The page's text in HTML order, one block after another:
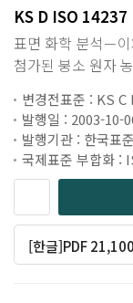
KS D ISO 14237
표면 화학 분석－
첨가된 붕소 원자
변경전표준 : KS
발행일 : 2003-10-
발행기관 : 한국표
국제표준 부합화 :
[한글]PDF